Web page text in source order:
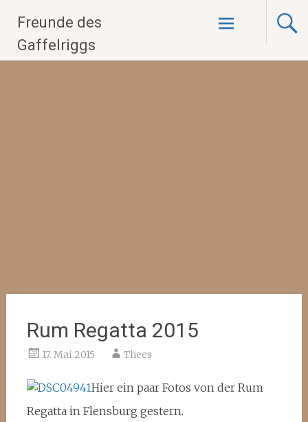
Inhalt
springen
Freunde des
Gaffelriggs
Rum Regatta 2015
17. Mai 2015 Thees
Hier ein paar Fotos von der Rum
Regatta in Flensburg gestern.